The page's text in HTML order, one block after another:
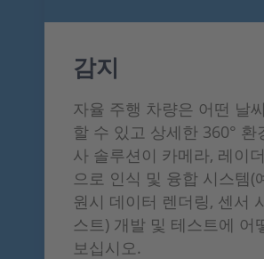
감지
자율 주행 차량은 어떤 날
할 수 있고 상세한 360°
사 솔루션이 카메라, 레이
으로 인식 및 융합 시스템(
원시 데이터 렌더링, 센서
스트) 개발 및 테스트에 어
보십시오.